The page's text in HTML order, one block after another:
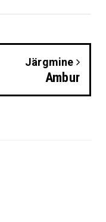
Järgmine
Ambur